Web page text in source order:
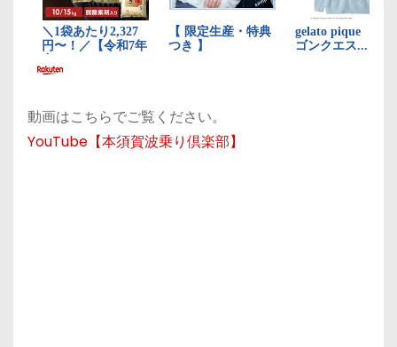
動画はこちらでご覧ください。
YouTube【本須賀波乗り倶楽部】